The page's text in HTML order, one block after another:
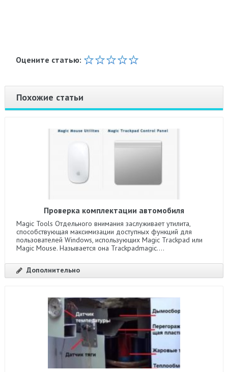
Оцените статью:
Похожие статьи
Проверка комплектации автомобиля
Magic Tools Отдельного внимания заслуживает утилита,
способствующая максимизации доступных функций для
пользователей Windows, использующих Magic Trackpad или
Magic Mouse. Называется она Trackpadmagic....
Дополнительно